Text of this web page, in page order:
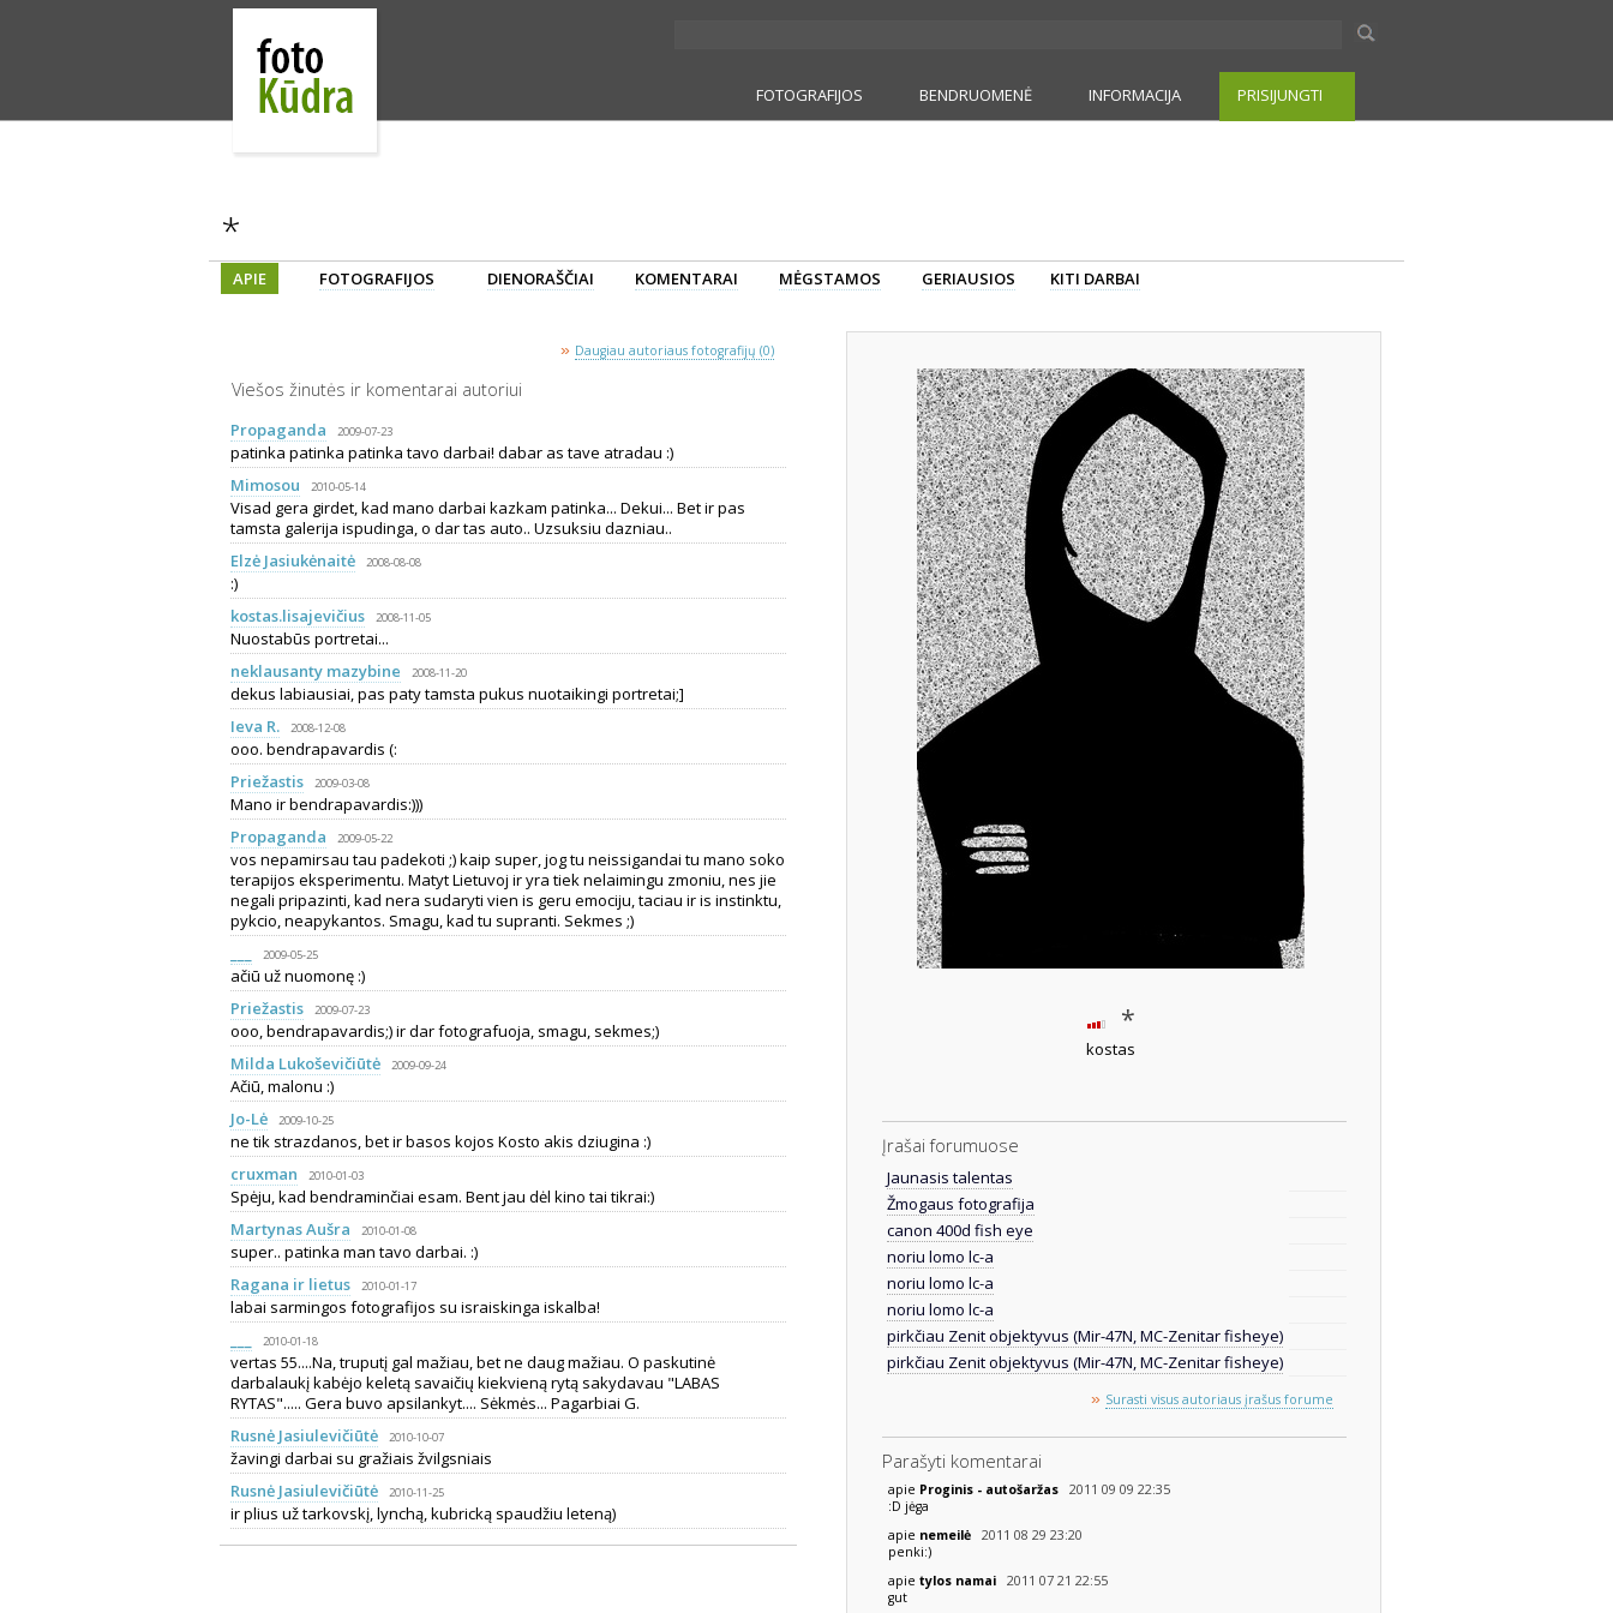
FOTOGRAFIJOS BENDRUOMENĖ INFORMACIJA PRISIJUNGTI
*
APIE FOTOGRAFIJOS DIENORAŠČIAI KOMENTARAI MĖGSTAMOS GERIAUSIOS KITI DARBAI
» Daugiau autoriaus fotografijų (0)
Viešos žinutės ir komentarai autoriui
Propaganda 2009-07-23
patinka patinka patinka tavo darbai! dabar as tave atradau :)
Mimosou
2010-05-14
Visad gera girdet, kad mano darbai kazkam patinka... Dekui... Bet ir pas
tamsta galerija ispudinga, o dar tas auto.. Uzsuksiu dazniau..
Elzė Jasiukėnaitė
2008-08-08
:)
kostas.lisajevičius
2008-11-05
Nuostabūs portretai...
neklausanty mazybine
2008-11-20
dekus labiausiai, pas paty tamsta pukus nuotaikingi portretai;]
Ieva R.
2008-12-08
ooo. bendrapavardis (:
Priežastis
2009-03-08
Mano ir bendrapavardis:)))
Propaganda
2009-05-22
vos nepamirsau tau padekoti ;) kaip super, jog tu neissigandai tu mano soko
terapijos eksperimentu. Matyt Lietuvoj ir yra tiek nelaimingu zmoniu, nes jie
negali pripazinti, kad nera sudaryti vien is geru emociju, taciau ir is instinktu,
pykcio, neapykantos. Smagu, kad tu supranti. Sekmes ;)
2009-05-25
ačiū už nuomonę :)
Priežastis
2009-07-23
ooo, bendrapavardis;) ir dar fotografuoja, smagu, sekmes;)
Milda Lukoševičiūtė
2009-09-24
Ačiū, malonu :)
Jo-Lė
2009-10-25
ne tik strazdanos, bet ir basos kojos Kosto akis dziugina :)
cruxman
2010-01-03
Spėju, kad bendraminčiai esam. Bent jau dėl kino tai tikrai:)
Martynas Aušra
2010-01-08
super.. patinka man tavo darbai. :)
Ragana ir lietus
2010-01-17
labai sarmingos fotografijos su israiskinga iskalba!
2010-01-18
vertas 55....Na, truputį gal mažiau, bet ne daug mažiau. O paskutinė
darbalaukį kabėjo keletą savaičių kiekvieną rytą sakydavau "LABAS
RYTAS"..... Gera buvo apsilankyt.... Sėkmės... Pagarbiai G.
Rusnė Jasiulevičiūtė
2010-10-07
žavingi darbai su gražiais žvilgsniais
Rusnė Jasiulevičiūtė
2010-11-25
ir plius už tarkovskį, lynchą, kubricką spaudžiu leteną)
*
kostas
Įrašai forumuose
Jaunasis talentas
Žmogaus fotografija
canon 400d fish eye
noriu lomo lc-a
noriu lomo lc-a
noriu lomo lc-a
pirkčiau Zenit objektyvus (Mir-47N, MC-Zenitar fisheye)
pirkčiau Zenit objektyvus (Mir-47N, MC-Zenitar fisheye)
» Surasti visus autoriaus įrašus forume
Parašyti komentarai
apie Proginis - autošaržas 2011 09 09 22:35
:D jėga
apie nemeilė 2011 08 29 23:20
penki:)
apie tylos namai 2011 07 21 22:55
gut